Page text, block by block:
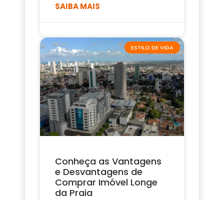
SAIBA MAIS
ESTILO DE VIDA
Conheça as Vantagens
e Desvantagens de
Comprar Imóvel Longe
da Praia